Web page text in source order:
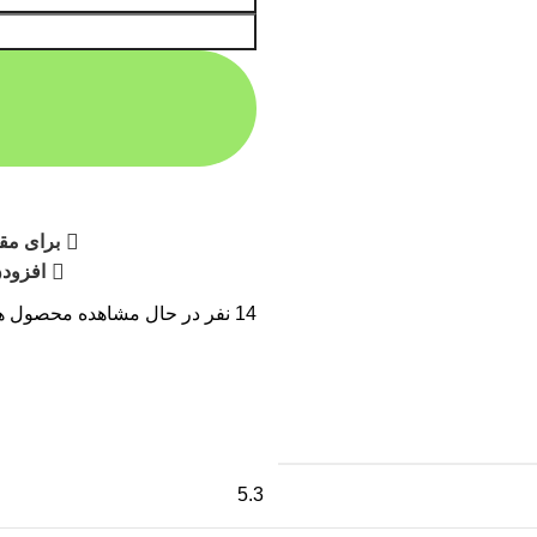
برای
14 نفر در حال مشاهده محصول
5.3